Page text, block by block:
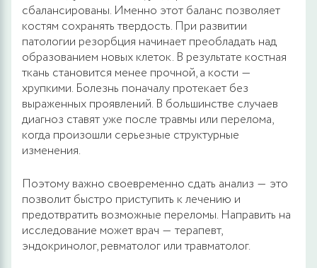
сбалансированы. Именно этот баланс позволяет
костям сохранять твердость. При развитии
патологии резорбция начинает преобладать над
образованием новых клеток. В результате костная
ткань становится менее прочной, а кости ―
хрупкими. Болезнь поначалу протекает без
выраженных проявлений. В большинстве случаев
диагноз ставят уже после травмы или перелома,
когда произошли серьезные структурные
изменения.
Поэтому важно своевременно сдать анализ ― это
позволит быстро приступить к лечению и
предотвратить возможные переломы. Направить на
исследование может врач ― терапевт,
эндокринолог, ревматолог или травматолог.